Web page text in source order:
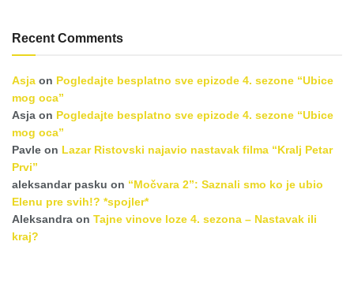
Recent Comments
Asja on Pogledajte besplatno sve epizode 4. sezone “Ubice
mog oca”
Asja on Pogledajte besplatno sve epizode 4. sezone “Ubice
mog oca”
Pavle on Lazar Ristovski najavio nastavak filma “Kralj Petar
Prvi”
aleksandar pasku on “Močvara 2”: Saznali smo ko je ubio
Elenu pre svih!? *spojler*
Aleksandra on Tajne vinove loze 4. sezona – Nastavak ili
kraj?